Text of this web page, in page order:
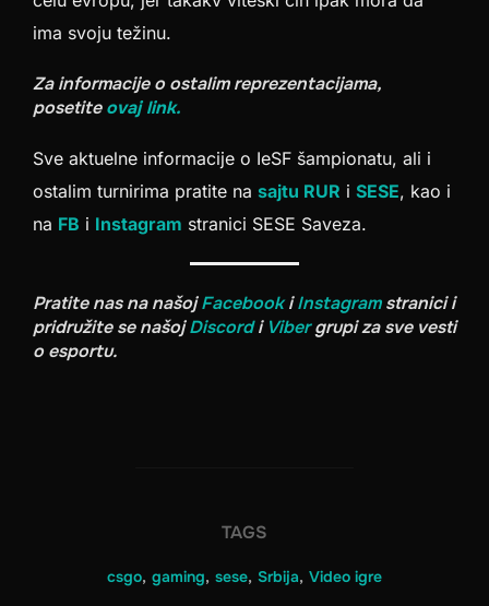
ima svoju težinu.
Za informacije o ostalim reprezentacijama,
posetiteovaj link.
Sve aktuelne informacije o IeSF šampionatu, ali i
ostalim turnirima pratite na sajtu RUR i SESE, kao i
na FB i Instagram stranici SESE Saveza.
Pratite nas na našojFacebookiInstagramstranici i
pridružite se našojDiscordi Vibergrupi za sve vesti
o esportu.
TAGS
csgo, gaming, sese, Srbija, Video igre